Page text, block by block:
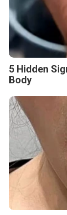
5 Hidden
Body